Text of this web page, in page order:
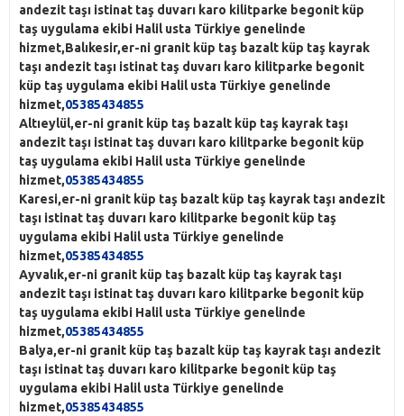
andezit taşı istinat taş duvarı karo kilitparke begonit küp
taş uygulama ekibi Halil usta Türkiye genelinde
hizmet,Balıkesir,er-ni granit küp taş bazalt küp taş kayrak
taşı andezit taşı istinat taş duvarı karo kilitparke begonit
küp taş uygulama ekibi Halil usta Türkiye genelinde
hizmet,05385434855
Altıeylül,er-ni granit küp taş bazalt küp taş kayrak taşı
andezit taşı istinat taş duvarı karo kilitparke begonit küp
taş uygulama ekibi Halil usta Türkiye genelinde
hizmet,05385434855
Karesi,er-ni granit küp taş bazalt küp taş kayrak taşı andezit
taşı istinat taş duvarı karo kilitparke begonit küp taş
uygulama ekibi Halil usta Türkiye genelinde
hizmet,05385434855
Ayvalık,er-ni granit küp taş bazalt küp taş kayrak taşı
andezit taşı istinat taş duvarı karo kilitparke begonit küp
taş uygulama ekibi Halil usta Türkiye genelinde
hizmet,05385434855
Balya,er-ni granit küp taş bazalt küp taş kayrak taşı andezit
taşı istinat taş duvarı karo kilitparke begonit küp taş
uygulama ekibi Halil usta Türkiye genelinde
hizmet,05385434855